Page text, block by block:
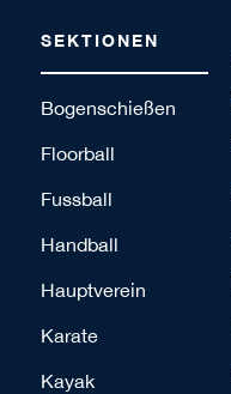
SEKTIONEN
Bogenschießen
Floorball
Fussball
Handball
Hauptverein
Karate
Kayak